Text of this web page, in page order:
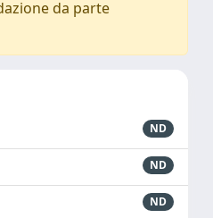
da parte
ND
ND
ND